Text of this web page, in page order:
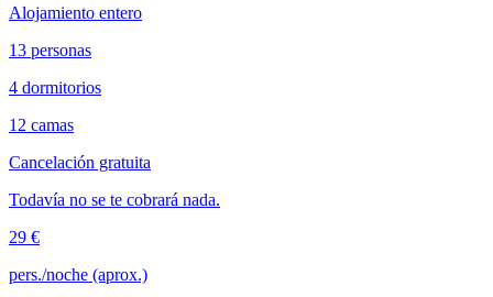
Alojamiento entero
13 personas
4 dormitorios
12 camas
Cancelación gratuita
Todavía no se te cobrará nada.
29 €
pers./noche (aprox.)